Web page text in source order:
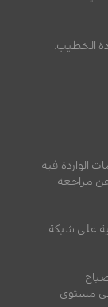
الخطيب.
الواردة فيه
مراجعة
على شبكة
مستوى